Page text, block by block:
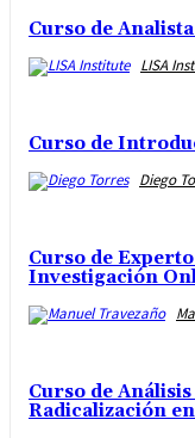
Curso de
LISA
Curso de
Diego
Curso de
Investigación
Curso de
Radicalización